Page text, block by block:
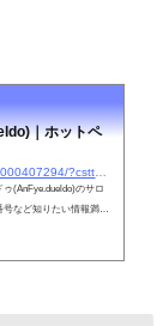
｜ホットペ
https://beauty.hotpepper.jp/smartphone/slnH000407294/?cstt=1&wak=BPSC200405_s_link_salontop
(AnFye.dueldo)のサロ
など知りたい情報満載